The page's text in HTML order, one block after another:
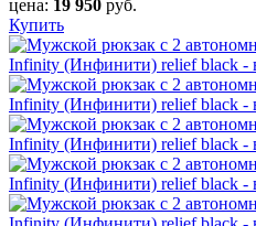
цена: 19 950 руб.
Купить